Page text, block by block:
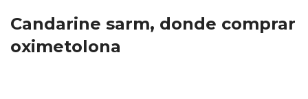
Candarine sarm, donde comprar
oximetolona